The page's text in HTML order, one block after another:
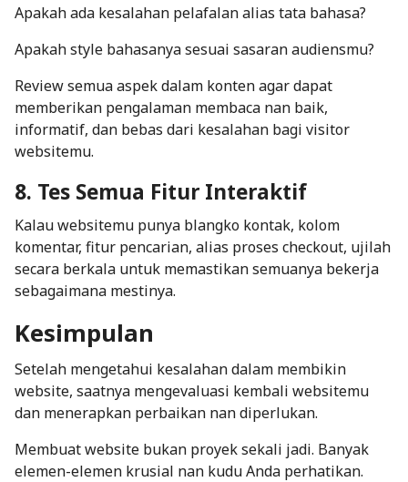
Apakah ada kesalahan pelafalan alias tata bahasa?
Apakah style bahasanya sesuai sasaran audiensmu?
Review semua aspek dalam konten agar dapat
memberikan pengalaman membaca nan baik,
informatif, dan bebas dari kesalahan bagi visitor
websitemu.
8. Tes Semua Fitur Interaktif
Kalau websitemu punya blangko kontak, kolom
komentar, fitur pencarian, alias proses checkout, ujilah
secara berkala untuk memastikan semuanya bekerja
sebagaimana mestinya.
Kesimpulan
Setelah mengetahui kesalahan dalam membikin
website, saatnya mengevaluasi kembali websitemu
dan menerapkan perbaikan nan diperlukan.
Membuat website bukan proyek sekali jadi. Banyak
elemen-elemen krusial nan kudu Anda perhatikan.